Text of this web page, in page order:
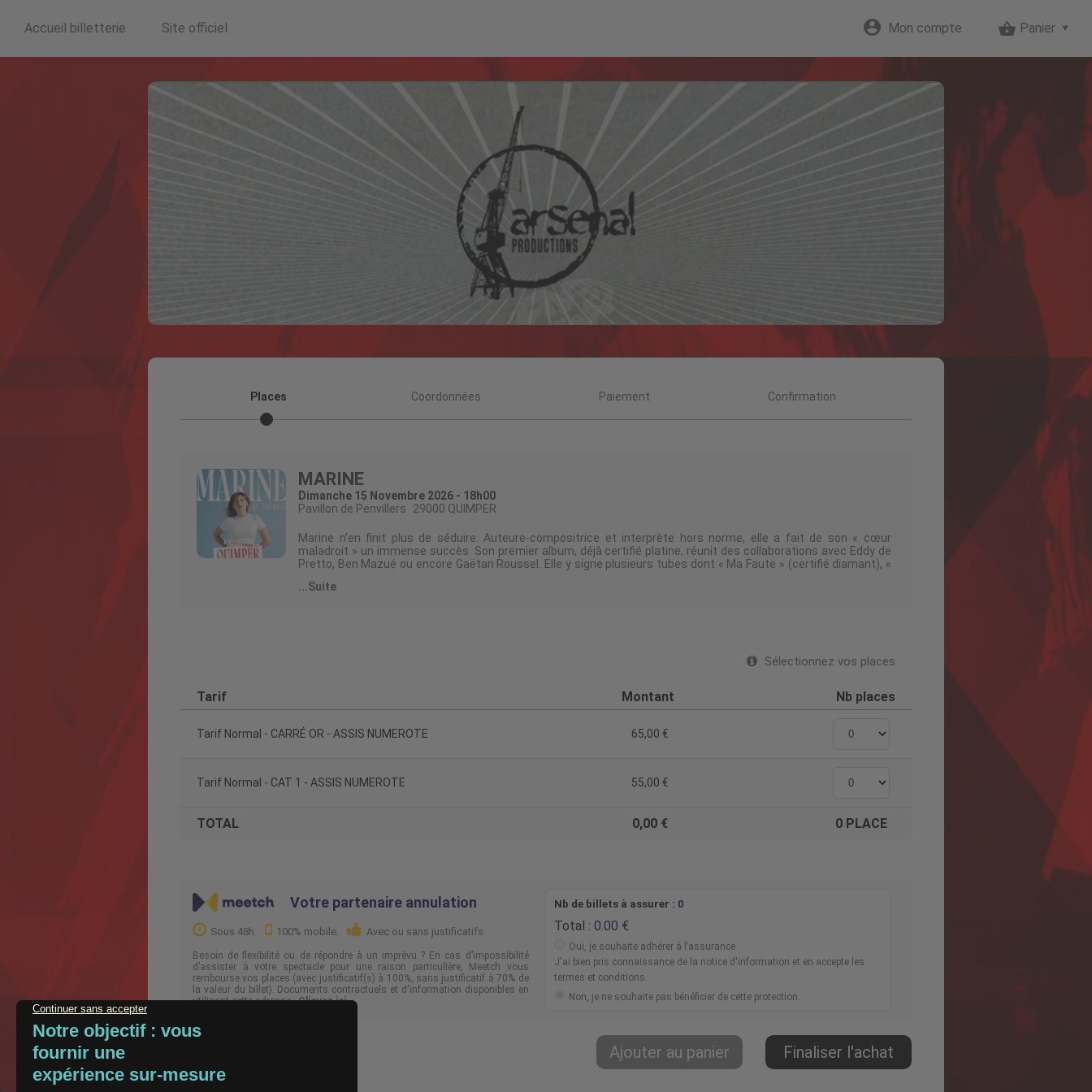
Accueil billetterie Site officiel Panier
Mon compte
Places Coordonnées Paiement Confirmation
MARINE
Dimanche 15 Novembre 2026 - 18h00
Pavillon de Penvillers
29000 QUIMPER
Marine n'en finit plus de séduire. Auteure-compositrice et interprète hors norme, elle a fait de son « cœur
maladroit » un immense succès. Son premier album, déjà certifié platine, réunit des collaborations avec Eddy de
Pretto, Ben Mazué ou encore Gaëtan Roussel. Elle y signe plusieurs tubes dont « Ma Faute » (certifié diamant), «
...Suite
Sélectionnez vos places
Tarif Montant Nb places
Tarif Normal - CARRÉ OR - ASSIS NUMEROTE 65,00
Tarif Normal - CAT 1 - ASSIS NUMEROTE 55,00
TOTAL 0,00 0 PLACE
Votre partenaire annulation
Sous 48h. 100% mobile. Avec ou sans justificatifs.
Besoin de flexibilité ou de répondre à un imprévu ? En cas d’impossibilité
d’assister à votre spectacle pour une raison particulière, Meetch vous
rembourse vos places (avec justificatif(s) à 100%, sans justificatif à 70% de
la valeur du billet). Documents contractuels et d'information disponibles en
utilisant cette adresse : Cliquez ici.
Nb de billets à assurer : 0
Total : 0.00
Oui, je souhaite adhérer à l’assurance
J'ai bien pris connaissance de la notice d'information et en accepte les
termes et conditions.
Non, je ne souhaite pas bénéficier de cette protection.